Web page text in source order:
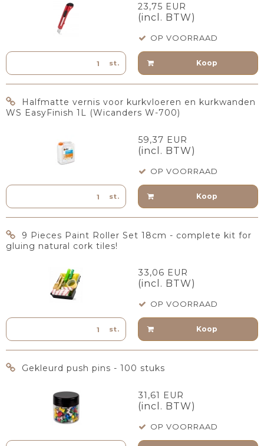
23,75 EUR
(incl. BTW)
OP VOORRAAD
st. Koop
Halfmatte vernis voor kurkvloeren en kurkwanden
WS EasyFinish 1L (Wicanders W-700)
59,37 EUR
(incl. BTW)
OP VOORRAAD
st. Koop
9 Pieces Paint Roller Set 18cm - complete kit for
gluing natural cork tiles!
33,06 EUR
(incl. BTW)
OP VOORRAAD
st. Koop
Gekleurd push pins - 100 stuks
31,61 EUR
(incl. BTW)
OP VOORRAAD